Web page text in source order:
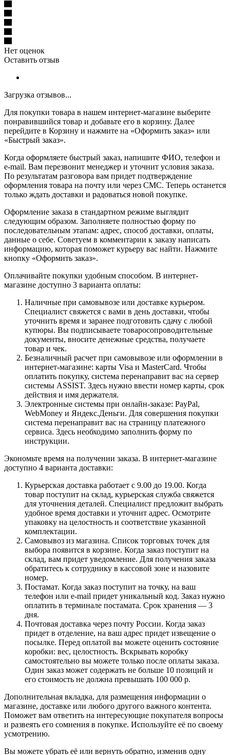
Нет оценок
Оставить отзыв
Загрузка отзывов...
Для покупки товара в нашем интернет-магазине выберите
понравившийся товар и добавьте его в корзину. Далее
перейдите в Корзину и нажмите на «Оформить заказ» или
«Быстрый заказ».
Когда оформляете быстрый заказ, напишите ФИО, телефон и
e-mail. Вам перезвонит менеджер и уточнит условия заказа.
По результатам разговора вам придет подтверждение
оформления товара на почту или через СМС. Теперь останется
только ждать доставки и радоваться новой покупке.
Оформление заказа в стандартном режиме выглядит
следующим образом. Заполняете полностью форму по
последовательным этапам: адрес, способ доставки, оплаты,
данные о себе. Советуем в комментарии к заказу написать
информацию, которая поможет курьеру вас найти. Нажмите
кнопку «Оформить заказ».
Оплачивайте покупки удобным способом. В интернет-
магазине доступно 3 варианта оплаты:
Наличные при самовывозе или доставке курьером.
Специалист свяжется с вами в день доставки, чтобы
уточнить время и заранее подготовить сдачу с любой
купюры. Вы подписываете товаросопроводительные
документы, вносите денежные средства, получаете
товар и чек.
Безналичный расчет при самовывозе или оформлении в
интернет-магазине: карты Visa и MasterCard. Чтобы
оплатить покупку, система перенаправит вас на сервер
системы ASSIST. Здесь нужно ввести номер карты, срок
действия и имя держателя.
Электронные системы при онлайн-заказе: PayPal,
WebMoney и Яндекс.Деньги. Для совершения покупки
система перенаправит вас на страницу платежного
сервиса. Здесь необходимо заполнить форму по
инструкции.
Экономьте время на получении заказа. В интернет-магазине
доступно 4 варианта доставки:
Курьерская доставка работает с 9.00 до 19.00. Когда
товар поступит на склад, курьерская служба свяжется
для уточнения деталей. Специалист предложит выбрать
удобное время доставки и уточнит адрес. Осмотрите
упаковку на целостность и соответствие указанной
комплектации.
Самовывоз из магазина. Список торговых точек для
выбора появится в корзине. Когда заказ поступит на
склад, вам придет уведомление. Для получения заказа
обратитесь к сотруднику в кассовой зоне и назовите
номер.
Постамат. Когда заказ поступит на точку, на ваш
телефон или e-mail придет уникальный код. Заказ нужно
оплатить в терминале постамата. Срок хранения — 3
дня.
Почтовая доставка через почту России. Когда заказ
придет в отделение, на ваш адрес придет извещение о
посылке. Перед оплатой вы можете оценить состояние
коробки: вес, целостность. Вскрывать коробку
самостоятельно вы можете только после оплаты заказа.
Один заказ может содержать не больше 10 позиций и
его стоимость не должна превышать 100 000 р.
Дополнительная вкладка, для размещения информации о
магазине, доставке или любого другого важного контента.
Поможет вам ответить на интересующие покупателя вопросы
и развеять его сомнения в покупке. Используйте её по своему
усмотрению.
Вы можете убрать её или вернуть обратно, изменив одну